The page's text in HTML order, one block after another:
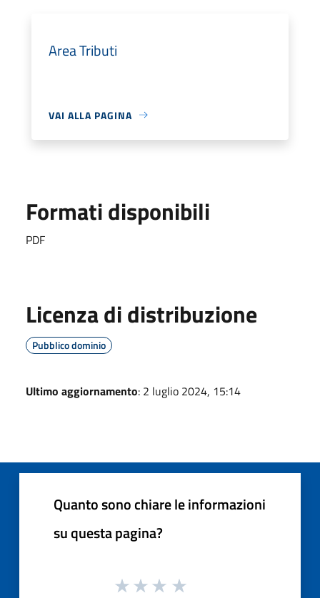
Area Tributi
VAI ALLA PAGINA
Formati disponibili
PDF
Licenza di distribuzione
Pubblico dominio
Ultimo aggiornamento: 2 luglio 2024, 15:14
Quanto sono chiare le informazioni
su questa pagina?